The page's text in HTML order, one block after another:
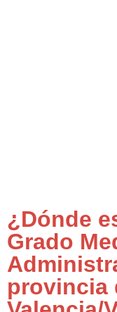
¿Dónde
Grado
provincia